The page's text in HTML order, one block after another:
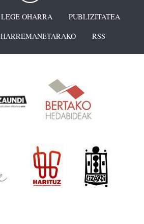
LEGE OHARRA
PUBLIZITATEA
HARREMANETARAKO RSS